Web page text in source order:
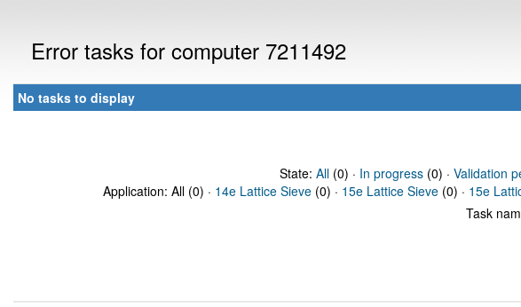
Error tasks for computer 7211492
No tasks to display
State: All(0) · In progress(0) · Validation
Application: All (0) · 14e Lattice Sieve (0) · 15e Lattice Sieve (0) · 15e
Task